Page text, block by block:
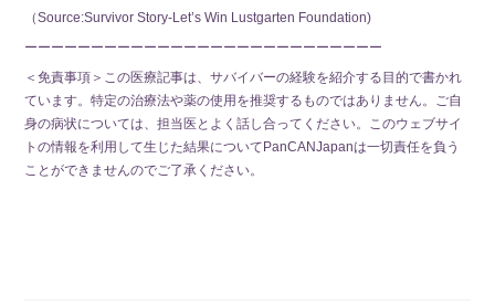
（Source:Survivor Story-Let’s Win Lustgarten Foundation)
ーーーーーーーーーーーーーーーーーーーーーーーーーーー
＜免責事項＞この医療記事は、サバイバーの経験を紹介する目的で書かれ
ています。特定の治療法や薬の使用を推奨するものではありません。ご自
身の病状については、担当医とよく話し合ってください。このウェブサイ
トの情報を利用して生じた結果についてPanCANJapanは一切責任を負う
ことができませんのでご了承ください。